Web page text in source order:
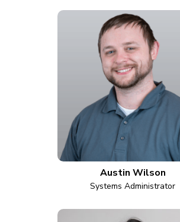
Austin Wilson
Systems Administrator